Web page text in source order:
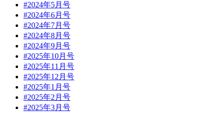
#2024年5月号
#2024年6月号
#2024年7月号
#2024年8月号
#2024年9月号
#2025年10月号
#2025年11月号
#2025年12月号
#2025年1月号
#2025年2月号
#2025年3月号